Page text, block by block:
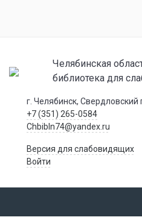
Челябинская
библиотека для
г. Челябинск, Свердловский
+7 (351) 265-0584
Chbibln74@yandex.ru
Версия для слабовидящих
Войти